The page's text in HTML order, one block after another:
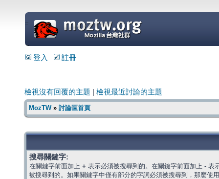
=
登入 註冊
檢視沒有回覆的主題 檢視最近討論的主題
MozTW» 討論區首頁
搜尋關鍵字:
在關鍵字前面加上 + 表示必須被搜尋到的。在關鍵字前面加上 - 表
被搜尋到的。如果關鍵字中僅有部分的字詞必須被搜尋到，那麼使